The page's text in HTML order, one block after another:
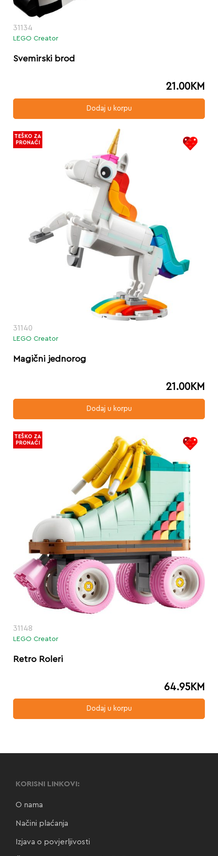
31134
LEGO Creator
Svemirski brod
21.00KM
Dodaj u korpu
31140
LEGO Creator
Magični jednorog
21.00KM
Dodaj u korpu
TEŠKO ZA
PRONAĆI
31148
LEGO Creator
Retro Roleri
64.95KM
Dodaj u korpu
TEŠKO ZA
PRONAĆI
KORISNI LINKOVI:
O nama
Načini plaćanja
Izjava o povjerljivosti